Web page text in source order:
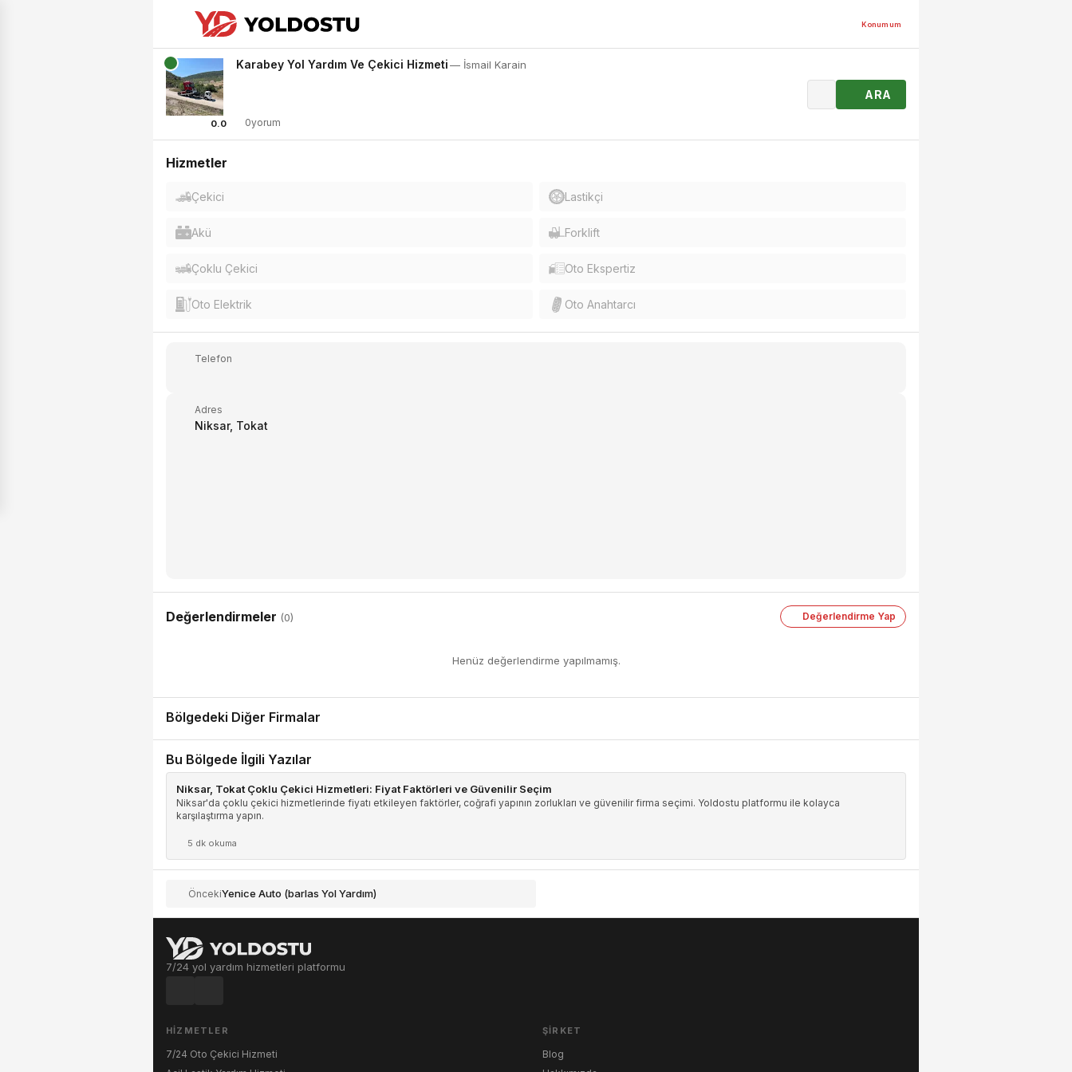
Konumum
0.0
Karabey Yol Yardım Ve Çekici Hizmeti— İsmail Karain
0yorum
ARA
Hizmetler
Çekici Lastikçi
Akü Forklift
Çoklu Çekici Oto Ekspertiz
Oto Elektrik Oto Anahtarcı
Telefon
Adres
Niksar, Tokat
Değerlendirmeler (0) Değerlendirme Yap
Henüz değerlendirme yapılmamış.
Bölgedeki Diğer Firmalar
Bu Bölgede İlgili Yazılar
Niksar, Tokat Çoklu Çekici Hizmetleri: Fiyat Faktörleri ve Güvenilir Seçim
Niksar'da çoklu çekici hizmetlerinde fiyatı etkileyen faktörler, coğrafi yapının zorlukları ve güvenilir firma seçimi. Yoldostu platformu ile kolayca
karşılaştırma yapın.
5 dk okuma
ÖncekiYenice Auto (barlas Yol Yardım)
7/24 yol yardım hizmetleri platformu
HIZMETLER
7/24 Oto Çekici Hizmeti
ŞIRKET
Blog